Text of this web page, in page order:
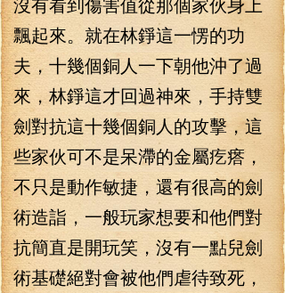
飄起來。就在林錚這一愣的功
夫，十幾個銅人一下朝他沖了過
來，林錚這才回過神來，手持雙
劍對抗這十幾個銅人的攻擊，這
些家伙可不是呆滯的金屬疙瘩，
不只是動作敏捷，還有很高的劍
術造詣，一般玩家想要和他們對
抗簡直是開玩笑，沒有一點兒劍
術基礎絕對會被他們虐待致死，